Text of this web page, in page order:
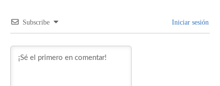
Subscribe Iniciar sesión